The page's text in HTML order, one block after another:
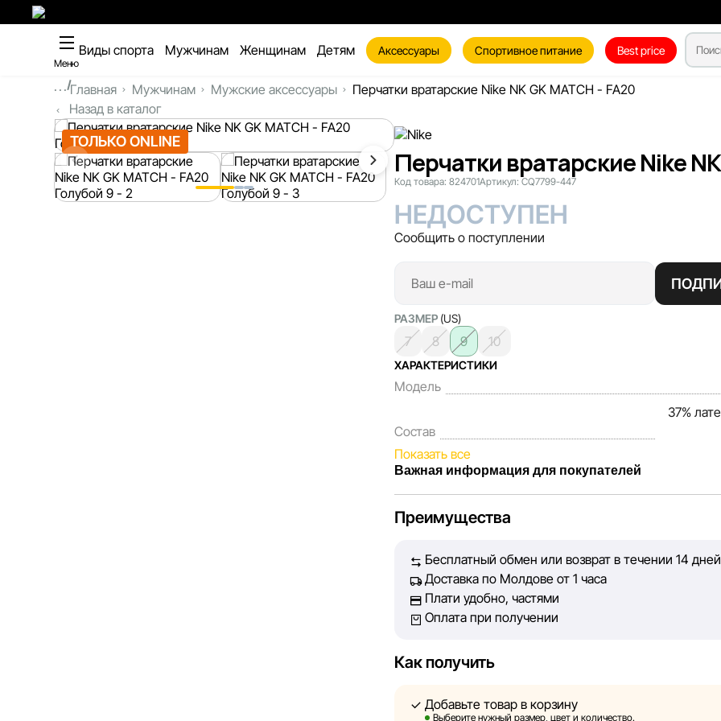
Меню
Виды спорта Мужчинам Женщинам Детям Аксессуары Спортивное питание Best price
...Главная Мужчинам Мужские аксессуары
Перчатки вратарские Nike NK GK MATCH - FA20
Назад в каталог
ТОЛЬКО ONLINE
Перчатки вратарские Nike
Код товара: 824701Артикул: CQ7799-447
НЕДОСТУПЕН
Сообщить о поступлении
РАЗМЕР (US)
7 8 9 10
ХАРАКТЕРИСТИКИ
Модель
Состав
37%
Показать все
Важная информация для покупателей
Каждый день мы работаем над тем, чтобы информация
Наша цель — обеспечить вас достоверной
принять лучшее решение о покупке.
Однако, несмотря на постоянный контроль,
технических ошибок или сбоев. Мы также не отвечаем
быть размещены на нашем сайте.
Преимущества
Бесплатный обмен или возврат в течении 14 дней
Доставка по Молдове от 1 часа
Плати удобно, частями
Оплата при получении
Как получить
Добавьте товар в корзину
Выберите нужный размер, цвет и количество.